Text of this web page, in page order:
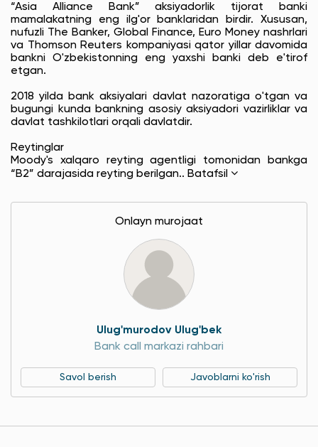
“Asia Alliance Bank” aksiyadorlik tijorat banki
mamalakatning eng ilg'or banklaridan birdir. Xususan,
nufuzli The Banker, Global Finance, Euro Money nashrlari
va Thomson Reuters kompaniyasi qator yillar davomida
bankni O'zbekistonning eng yaxshi banki deb e'tirof
etgan.
2018 yilda bank aksiyalari davlat nazoratiga o'tgan va
bugungi kunda bankning asosiy aksiyadori vazirliklar va
davlat tashkilotlari orqali davlatdir.
Reytinglar
Moody's xalqaro reyting agentligi tomonidan bankga
“B2” darajasida reyting berilgan.. Batafsil
Onlayn murojaat
Ulug'murodov Ulug'bek
Bank call markazi rahbari
Savol berish Javoblarni ko'rish